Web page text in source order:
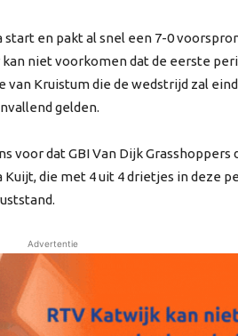
en pakt al snel een 7-0
niet voorkomen dat de eerste
van Kruistum die de wedstrijd zal
gelden.
voor dat GBI Van Dijk Grasshoppers
Kuijt, die met 4 uit 4 drietjes in deze
Advertentie